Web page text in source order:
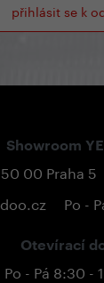
přihlásit se k
Showroom
00 Praha 5
Po -
Otevírací
Po - Pá 8:30 -